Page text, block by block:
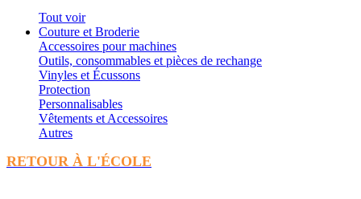
Tout voir
Couture et Broderie
Accessoires pour machines
Outils, consommables et pièces de rechange
Vinyles et Écussons
Protection
Personnalisables
Vêtements et Accessoires
Autres
RETOUR À L'ÉCOLE